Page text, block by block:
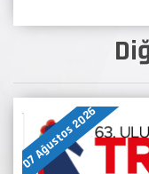
07 Ağustos 2026